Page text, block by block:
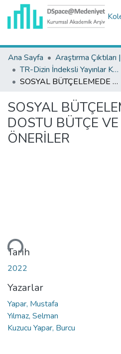
Ana Sayfa
TR-Dizin İndeksli Yayınlar Koleksiyonu
SOSYAL BÜTÇELEMEDE ÇOCUK DOSTU BÜTÇE VE TÜRKİYE İÇİN ÖNERİLER
SOSYAL
DOSTU BÜTÇE
ÖNERİLER
Tarih
2022
Yazarlar
Yapar, Mustafa
Yılmaz, Selman
Kuzucu Yapar, Burcu